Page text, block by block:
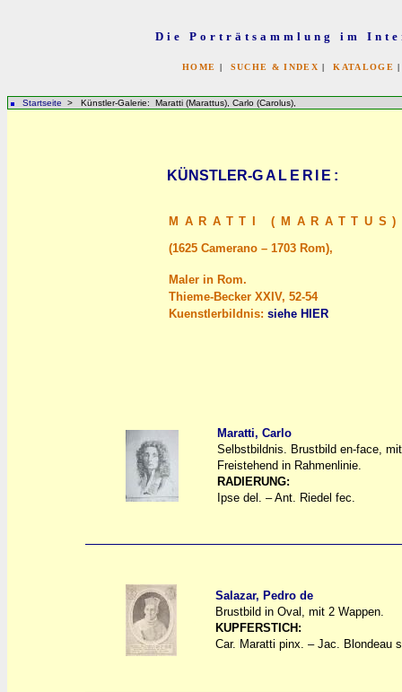
Die Porträtsammlung im
HOME | SUCHE & INDEX |KATALOGE
Startseite > Künstler-Galerie: Maratti (Marattus), Carlo (Carolus),
KÜNSTLER-GALERIE :
MARATTI
(1625 Camerano – 1703 Rom),
Maler in Rom.
Thieme-Becker XXIV, 52-54
Kuenstlerbildnis: siehe HIER
Maratti, Carlo
Selbstbildnis. Brustbild en-face,
Freistehend in Rahmenlinie.
RADIERUNG:
Ipse del. – Ant. Riedel fec.
Salazar, Pedro de
Brustbild in Oval, mit 2 Wappen.
KUPFERSTICH:
Car. Maratti pinx. – Jac. Blondeau